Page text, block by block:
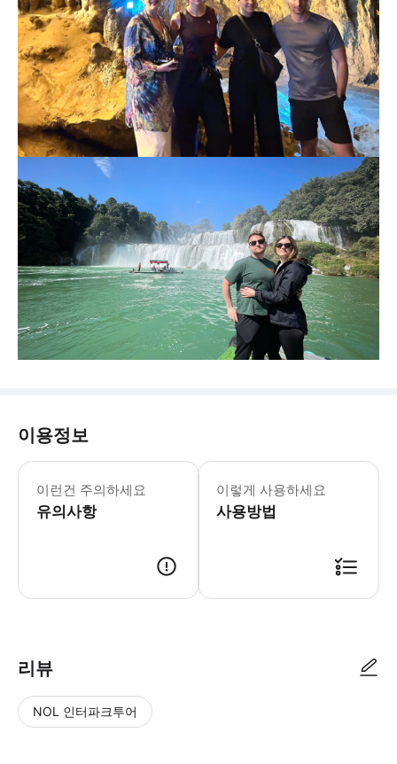
이용정보
이런건 주의하세요
유의사항
이렇게 사용하세요
사용방법
리뷰
NOL 인터파크투어